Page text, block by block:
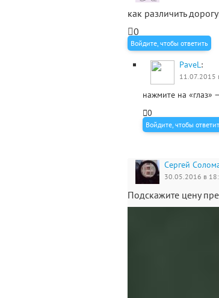
как различить
0
Войдите, чтобы ответить
PaveL:
11.07.2015
нажмите на «глаз»
0
Войдите, чтобы
Сергей
30.05.2016 в
Подскажите цену